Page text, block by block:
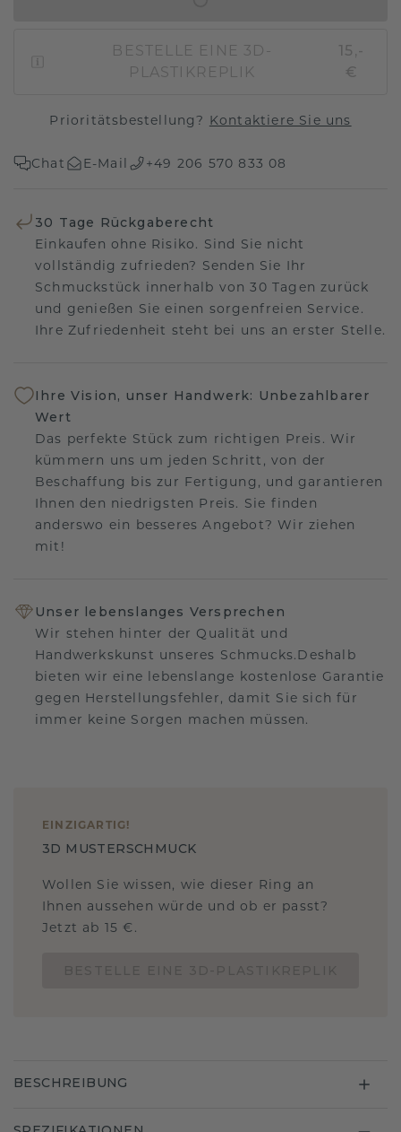
BESTELLE EINE 3D-
PLASTIKREPLIK
15,-
€
Prioritätsbestellung? Kontaktiere Sie uns
Chat E-Mail +49 206 570 833 08
30 Tage Rückgaberecht
Einkaufen ohne Risiko. Sind Sie nicht
vollständig zufrieden? Senden Sie Ihr
Schmuckstück innerhalb von 30 Tagen zurück
und genießen Sie einen sorgenfreien Service.
Ihre Zufriedenheit steht bei uns an erster Stelle.
Ihre Vision, unser Handwerk: Unbezahlbarer
Wert
Das perfekte Stück zum richtigen Preis. Wir
kümmern uns um jeden Schritt, von der
Beschaffung bis zur Fertigung, und garantieren
Ihnen den niedrigsten Preis. Sie finden
anderswo ein besseres Angebot? Wir ziehen
mit!
Unser lebenslanges Versprechen
Wir stehen hinter der Qualität und
Handwerkskunst unseres Schmucks.Deshalb
bieten wir eine lebenslange kostenlose Garantie
gegen Herstellungsfehler, damit Sie sich für
immer keine Sorgen machen müssen.
EINZIGARTIG !
3D MUSTERSCHMUCK
Wollen Sie wissen, wie dieser Ring an
Ihnen aussehen würde und ob er passt?
Jetzt ab 15 €.
BESCHREIBUNG